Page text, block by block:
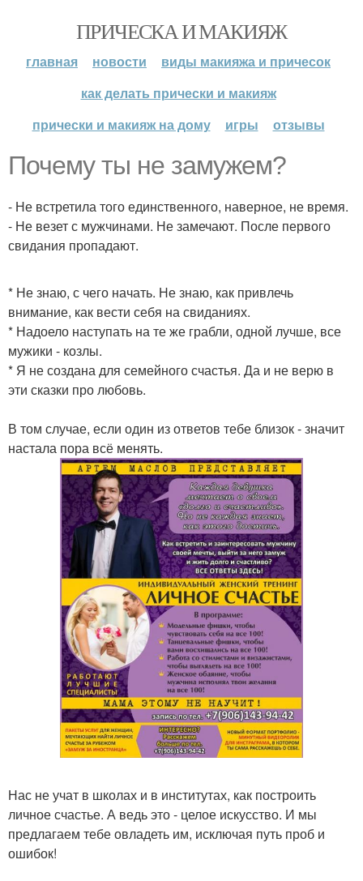
ПРИЧЕСКА И МАКИЯЖ
главная новости
виды макияжа и причесок
как делать прически и макияж
прически и макияж на дому
игры отзывы
Почему ты не замужем?
- Не встретила того единственного, наверное, не время.
- Не везет с мужчинами. Не замечают. После первого
свидания пропадают.
* Не знаю, с чего начать. Не знаю, как привлечь
внимание, как вести себя на свиданиях.
* Надоело наступать на те же грабли, одной лучше, все
мужики - козлы.
* Я не создана для семейного счастья. Да и не верю в
эти сказки про любовь.
В том случае, если один из ответов тебе близок - значит
настала пора всё менять.
Нас не учат в школах и в институтах, как построить
личное счастье. А ведь это - целое искусство. И мы
предлагаем тебе овладеть им, исключая путь проб и
ошибок!